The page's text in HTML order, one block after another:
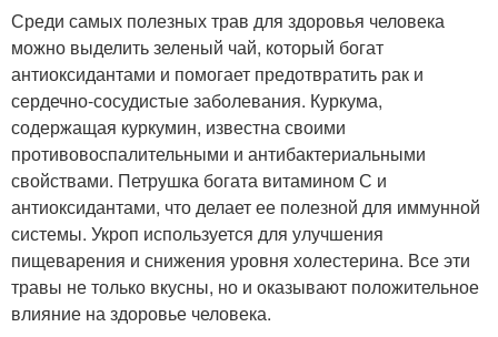
Среди самых полезных трав для здоровья человека
можно выделить зеленый чай, который богат
антиоксидантами и помогает предотвратить рак и
сердечно-сосудистые заболевания. Куркума,
содержащая куркумин, известна своими
противовоспалительными и антибактериальными
свойствами. Петрушка богата витамином С и
антиоксидантами, что делает ее полезной для иммунной
системы. Укроп используется для улучшения
пищеварения и снижения уровня холестерина. Все эти
травы не только вкусны, но и оказывают положительное
влияние на здоровье человека.